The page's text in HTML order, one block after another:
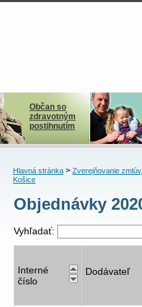
Občan so
zdravotným
postihnutím
Hlavná stránka> Zverejňovanie
Košice
Objednávky
Vyhľadať:
Interné
číslo
Dodávateľ